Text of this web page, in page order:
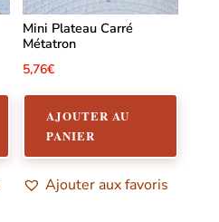
Mini Plateau Carré
Métatron
5,76€
AJOUTER AU
PANIER
Ajouter aux favoris